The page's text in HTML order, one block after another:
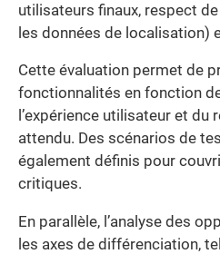
utilisateurs finaux, respect
les données de localisation)
Cette évaluation permet de
fonctionnalités en fonction
l’expérience utilisateur et
attendu. Des scénarios de
également définis pour
critiques.
En parallèle, l’analyse des
les axes de différenciation,